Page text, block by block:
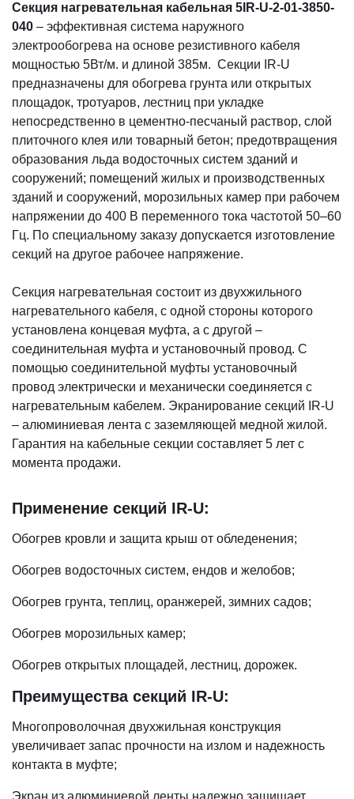
Секция нагревательная кабельная 5IR-U-2-01-3850-
040 – эффективная система наружного
электрообогрева на основе резистивного кабеля
мощностью 5Вт/м. и длиной 385м. Секции IR-U
предназначены для обогрева грунта или открытых
площадок, тротуаров, лестниц при укладке
непосредственно в цементно-песчаный раствор, слой
плиточного клея или товарный бетон; предотвращения
образования льда водосточных систем зданий и
сооружений; помещений жилых и производственных
зданий и сооружений, морозильных камер при рабочем
напряжении до 400 В переменного тока частотой 50–60
Гц. По специальному заказу допускается изготовление
секций на другое рабочее напряжение.
Секция нагревательная состоит из двухжильного
нагревательного кабеля, с одной стороны которого
установлена концевая муфта, а с другой –
соединительная муфта и установочный провод. С
помощью соединительной муфты установочный
провод электрически и механически соединяется с
нагревательным кабелем. Экранирование секций IR-U
– алюминиевая лента с заземляющей медной жилой.
Гарантия на кабельные секции составляет 5 лет с
момента продажи.
Применение секций IR-U:
Обогрев кровли и защита крыш от обледенения;
Обогрев водосточных систем, ендов и желобов;
Обогрев грунта, теплиц, оранжерей, зимних садов;
Обогрев морозильных камер;
Обогрев открытых площадей, лестниц, дорожек.
Преимущества секций IR-U:
Многопроволочная двухжильная конструкция
увеличивает запас прочности на излом и надежность
контакта в муфте;
Экран из алюминиевой ленты надежно защищает